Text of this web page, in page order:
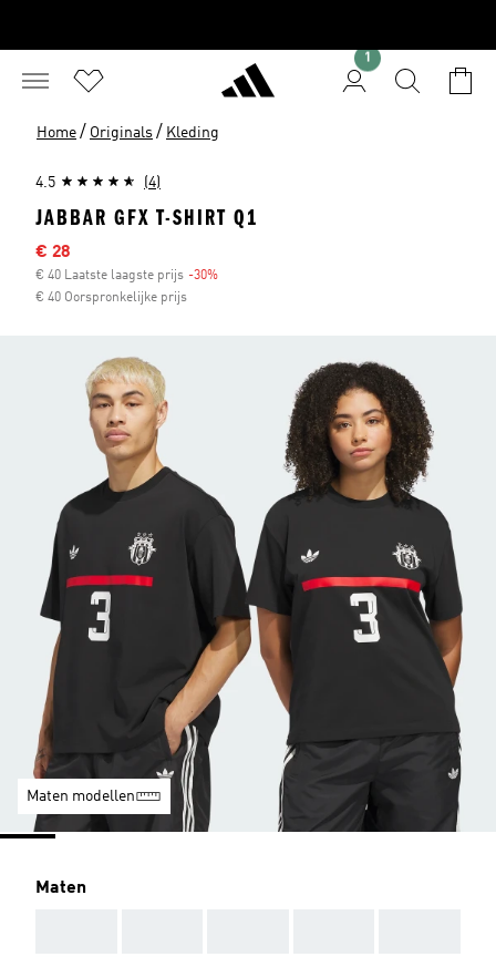
1
Home / Originals / Kleding
4.5 (4)
JABBAR GFX T-SHIRT Q1
Afgeprijsde prijs
€ 28
€ 40 Laatste laagste prijs -30%
€ 40 Oorspronkelijke prijs
Maten modellen
Maten